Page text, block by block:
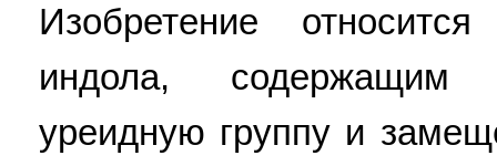
Изобретение
индола, содержащим
уреидную группу и